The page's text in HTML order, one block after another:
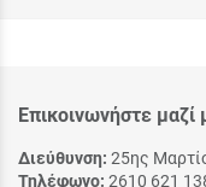
Επικοινωνήστε μαζί
Διεύθυνση: 25ης
Τηλέφωνο: 2610 621